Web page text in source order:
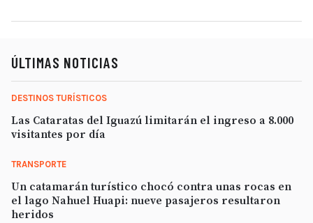
ÚLTIMAS NOTICIAS
DESTINOS TURÍSTICOS
Las Cataratas del Iguazú limitarán el ingreso a 8.000
visitantes por día
TRANSPORTE
Un catamarán turístico chocó contra unas rocas en
el lago Nahuel Huapi: nueve pasajeros resultaron
heridos